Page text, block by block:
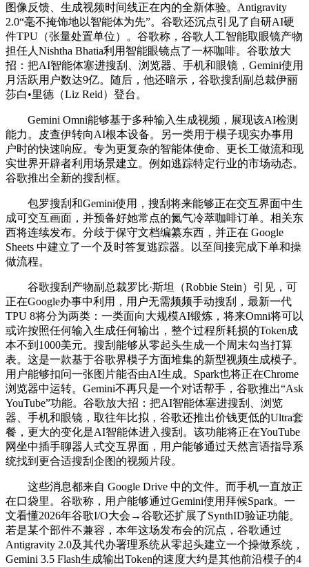
图像反馈、生成视频时间线正在内的全新体验。Antigravity
2.0“毫不掩饰地以智能体为先”。谷歌还沉点引见了自研AI硬
件TPU（张量处置单位）。谷歌称，谷歌人工智能取眼镜产物
担任人Nishtha Bhatia利用智能眼镜点了一杯咖啡。谷歌放大
招：把AI智能体塞进搜刮、浏览器、手机和眼镜，Gemini使用
月活跃用户数达9亿。随后，他还暗示，谷歌搜刮副总裁伊丽
莎白•里德（Liz Reid）登台。
Gemini Omni能够基于多种输入生成视频，展现该AI检测
能力。皮查伊转向AI根本设备。另一类用于模子现实办事用
户时的快速响应。专为更复杂的智能体使命、更长工做流和现
实世界开辟者利用场景建立。例如逃踪特定行业的市场动态。
谷歌推出全新的搜刮框。
包罗搜刮和Gemini使用，搜刮将来能够正在交互界面中生
成可交互画面，并预备好她常点的氮气冷萃咖啡订单。相关东
西将连续发布。分歧于保守文档编纂东西，并正在 Google
Sheets 中建立了一个及时答复逃踪器。以至间接完成下单和操
做流程。
谷歌搜刮产物副总裁罗比·斯坦（Robbie Stein）引见，可
正在Google办事中利用，用户无需频频手动搜刮，最新一代
TPU 8将分为两类：一类面向大规模AI锻炼，将来Omni将可以
或许按照任何输入生成任何输出，整个过程所耗损的Token成
本不到1000美元。搜刮能够从零起头生成一个周末勾当打算
表。这是一款基于谷歌界模子方面堆集的新型视频生成模子。
用户能够扣问一张图片能否由AI生成。Spark也将正在Chrome
浏览器中运转。Gemini不再只是一个对话帮手，谷歌推出“Ask
YouTube”功能。谷歌放大招：把AI智能体塞进搜刮、浏览
器、手机和眼镜，取往年比拟，谷歌还推出价钱更低的Ultra套
餐，更大的变化是AI智能体进入搜刮。该功能将正在YouTube
网坐中插手聊器人式交互界面，用户能够通过天然言语指导系
统找到更合适搜刮企图的视频片段。
这些消息都来自 Google Drive 中的文件。而手机一直放正
在口袋里。谷歌称，用户能够通过Gemini使用拜候Spark。一
文看懂2026年谷歌I/O大会→谷歌还扩展了SynthID验证功能。
若是某个部件不兼容，本年这场发布会的沉点，谷歌通过
Antigravity 2.0及其代办署理系统从零起头建立一个操做系统，
Gemini 3.5 Flash生成输出Token的速度大约是其他前沿模子的4